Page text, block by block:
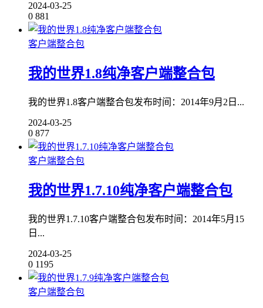
2024-03-25
0 881
客户端整合包
我的世界1.8纯净客户端整合包
我的世界1.8客户端整合包发布时间：2014年9月2日...
2024-03-25
0 877
客户端整合包
我的世界1.7.10纯净客户端整合包
我的世界1.7.10客户端整合包发布时间：2014年5月15
日...
2024-03-25
0 1195
客户端整合包